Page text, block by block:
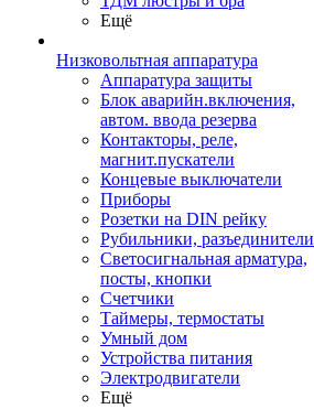
Ещё
Низковольтная аппаратура
Аппаратура защиты
Блок аварийн.включения,
автом. ввода резерва
Контакторы, реле,
магнит.пускатели
Концевые выключатели
Приборы
Розетки на DIN рейку
Рубильники, разъединители
Светосигнальная арматура,
посты, кнопки
Счетчики
Таймеры, термостаты
Умный дом
Устройства питания
Электродвигатели
Ещё